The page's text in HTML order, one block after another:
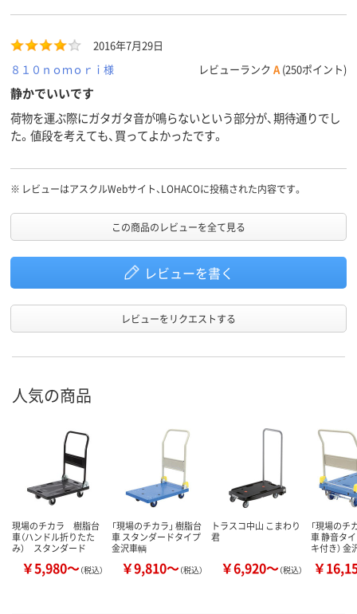
2016年7月29日
８１０ｎｏｍｏｒｉ様
レビューランク A (250ポイント)
静かでいいです
荷物を運ぶ際にガタガタ音が鳴らないという部分が、期待通りでし
た。値段を考えても、買ってよかったです。
※ レビューはアスクルWebサイト、LOHACOに投稿された内容です。
この商品のレビューを全て見る
レビューを書く
レビューをリクエストする
人気の商品
現場のチカラ 樹脂台
車（ハンドル折りたた
み） スタンダード
￥5,980～（税込）
「現場のチカラ」 樹脂台
車 スタンダードタイプ
金沢車輌
￥9,810～（税込）
トラスコ中山 こまわり
君
￥6,920～（税込）
「現場のチ
車 静音タイ
キ付き）
￥